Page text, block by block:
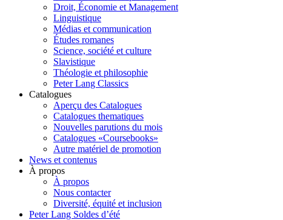
Droit, Économie et Management
Linguistique
Médias et communication
Études romanes
Science, société et culture
Slavistique
Théologie et philosophie
Peter Lang Classics
Catalogues
Aperçu des Catalogues
Catalogues thematiques
Nouvelles parutions du mois
Catalogues «Coursebooks»
Autre matériel de promotion
News et contenus
À propos
À propos
Nous contacter
Diversité, équité et inclusion
Peter Lang Soldes d’été